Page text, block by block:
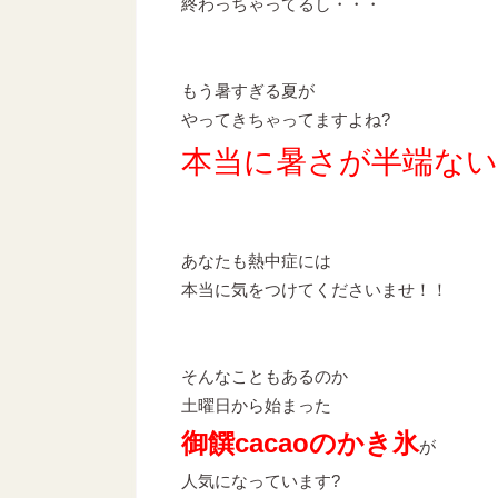
終わっちゃってるし・・・
もう暑すぎる夏が
やってきちゃってますよね?
本当に暑さが半端な
あなたも熱中症には
本当に気をつけてくださいませ！！
そんなこともあるのか
土曜日から始まった
御饌cacaoのかき氷が
人気になっています?